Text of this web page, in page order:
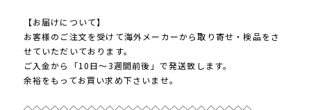
【お届けについて】
お客様のご注文を受けて海外メーカーから取り寄せ・検品をさ
せていただいております。
ご入金から「10日～3週間前後」で発送致します。
余裕をもってお買い求め下さいませ。